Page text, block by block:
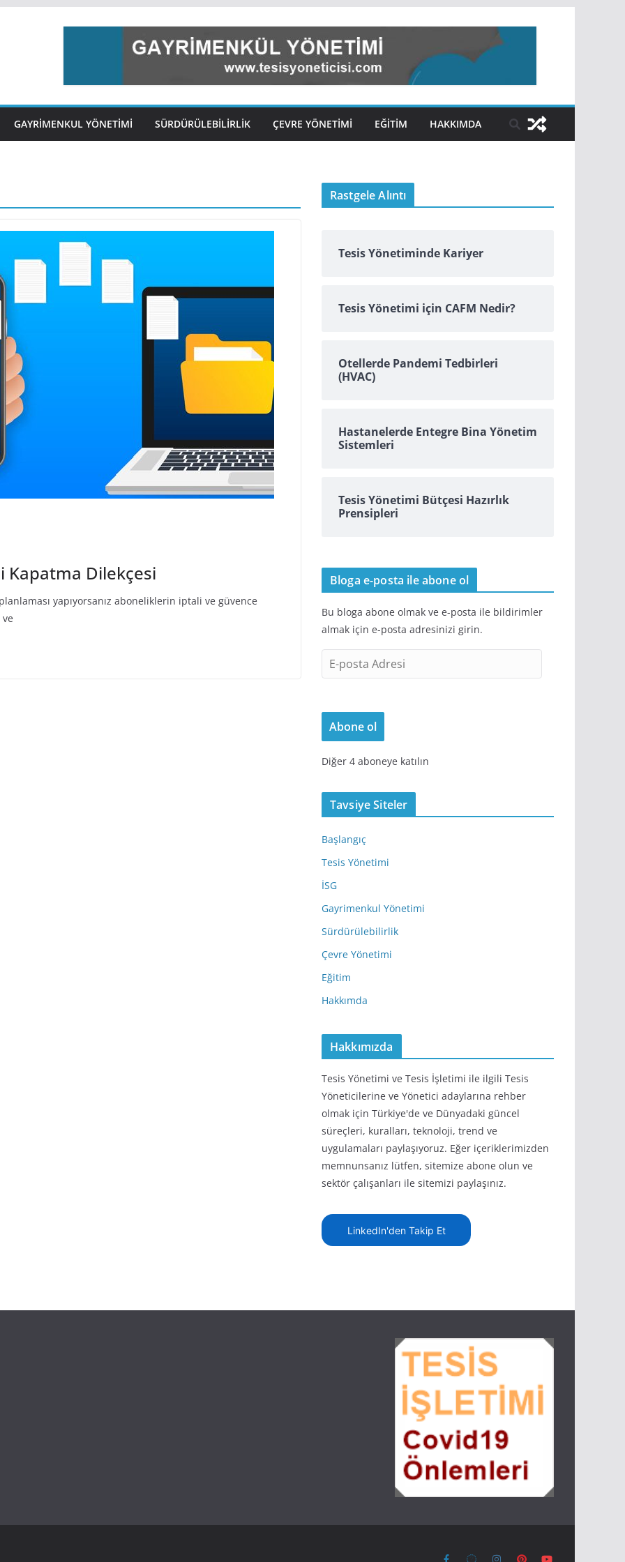
GAYRIMENKUL YÖNETIMI SÜRDÜRÜLEBILIRLIK ÇEVRE YÖNETIMI EĞITIM HAKKIMDA
Kapatma Dilekçesi
yapıyorsanız aboneliklerin iptali ve güvence
Rastgele Alıntı
Tesis Yönetiminde Kariyer
Tesis Yönetimi için CAFM Nedir?
Otellerde Pandemi Tedbirleri
(HVAC)
Hastanelerde Entegre Bina Yönetim
Sistemleri
Tesis Yönetimi Bütçesi Hazırlık
Prensipleri
Bloga e-posta ile abone ol
Bu bloga abone olmak ve e-posta ile bildirimler
almak için e-posta adresinizi girin.
-
o
t
a
d
r
Abone ol
Diğer 4 aboneye katılın
Tavsiye Siteler
Başlangıç
Tesis Yönetimi
İSG
Gayrimenkul Yönetimi
Sürdürülebilirlik
Çevre Yönetimi
Eğitim
Hakkımda
Hakkımızda
Tesis Yönetimi ve Tesis İşletimi ile ilgili Tesis
Yöneticilerine ve Yönetici adaylarına rehber
olmak için Türkiye'de ve Dünyadaki güncel
süreçleri, kuralları, teknoloji, trend ve
uygulamaları paylaşıyoruz. Eğer içeriklerimizden
memnunsanız lütfen, sitemize abone olun ve
sektör çalışanları ile sitemizi paylaşınız.
LinkedIn'den Takip Et